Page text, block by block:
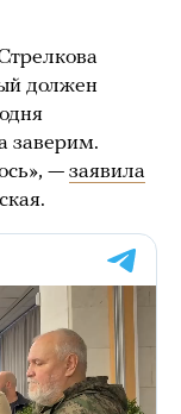
должен
заверим.
— заявила